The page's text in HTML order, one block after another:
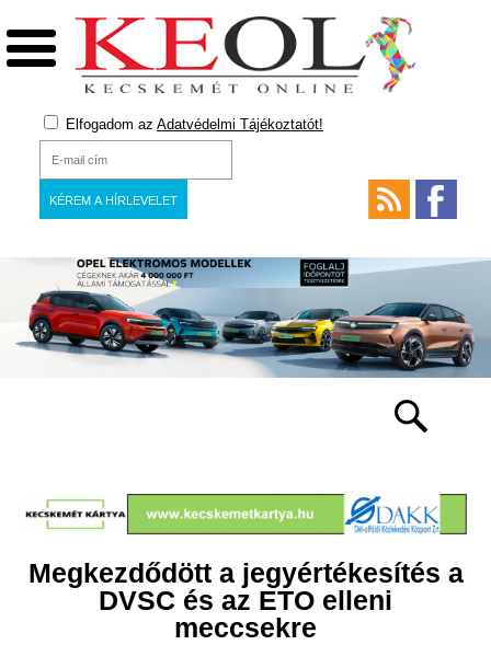
Elfogadom az Adatvédelmi Tájékoztatót!
Megkezdődött a jegyértékesítés a
DVSC és az ETO elleni
meccsekre